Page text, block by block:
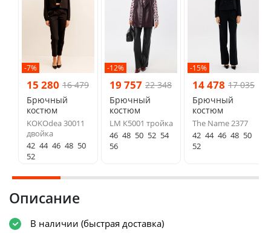
-7%
15 280 16 479
Брючный
костюм
KOKOdea 30011
двойка
42 44 46 48 50
52
-12%
19 757 22 348
Брючный
костюм
LM К5001 тройка
46 48 50 52 54
56
-15%
14 478 17 035
Брючный
костюм
The Name 2377
42 44 46 48 50
52
Описание
В наличии (быстрая доставка)